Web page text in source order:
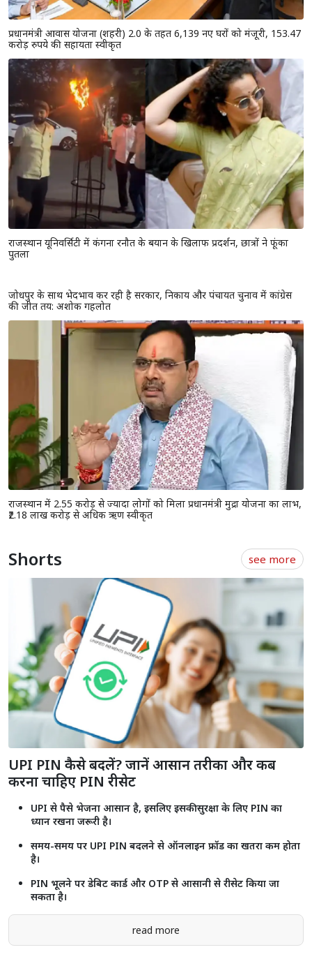
प्रधानमंत्री आवास योजना (शहरी) 2.0 के तहत 6,139 नए घरों को मंजूरी, 153.47
करोड़ रुपये की सहायता स्वीकृत
राजस्थान यूनिवर्सिटी में कंगना रनौत के बयान के खिलाफ प्रदर्शन, छात्रों ने फूंका
पुतला
जोधपुर के साथ भेदभाव कर रही है सरकार, निकाय और पंचायत चुनाव में कांग्रेस
की जीत तय: अशोक गहलोत
राजस्थान में 2.55 करोड़ से ज्यादा लोगों को मिला प्रधानमंत्री मुद्रा योजना का लाभ,
₹2.18 लाख करोड़ से अधिक ऋण स्वीकृत
Shorts see more
UPI PIN कैसे बदलें? जानें आसान तरीका और कब
करना चाहिए PIN रीसेट